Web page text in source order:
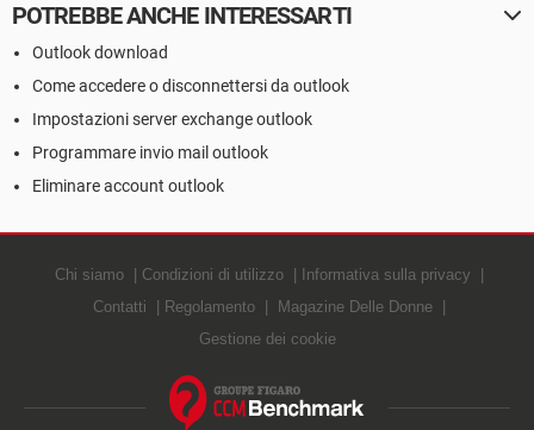
POTREBBE ANCHE INTERESSARTI
Outlook download
Come accedere o disconnettersi da outlook
Impostazioni server exchange outlook
Programmare invio mail outlook
Eliminare account outlook
Chi siamo Condizioni di utilizzo
Informativa sulla privacy
Contatti
Regolamento
Magazine Delle Donne
Gestione dei cookie